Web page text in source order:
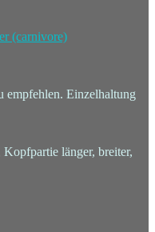
(carnivore)
empfehlen. Einzelhaltung
länger, breiter,